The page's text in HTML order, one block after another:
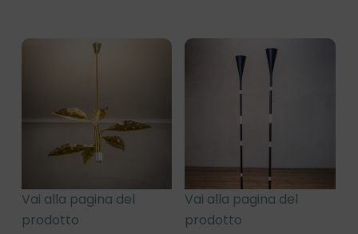
Vai alla pagina del
prodotto
Vai alla pagina del
prodotto